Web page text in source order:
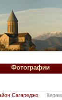
Фотографии
Сагареджо